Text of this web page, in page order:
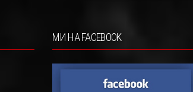
МИ НА FACEBOOK